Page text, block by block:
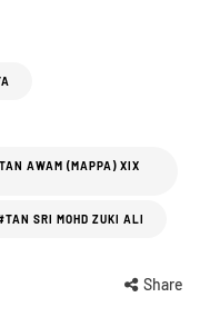
AWAM (MAPPA) XIX
SRI MOHD ZUKI ALI
Share